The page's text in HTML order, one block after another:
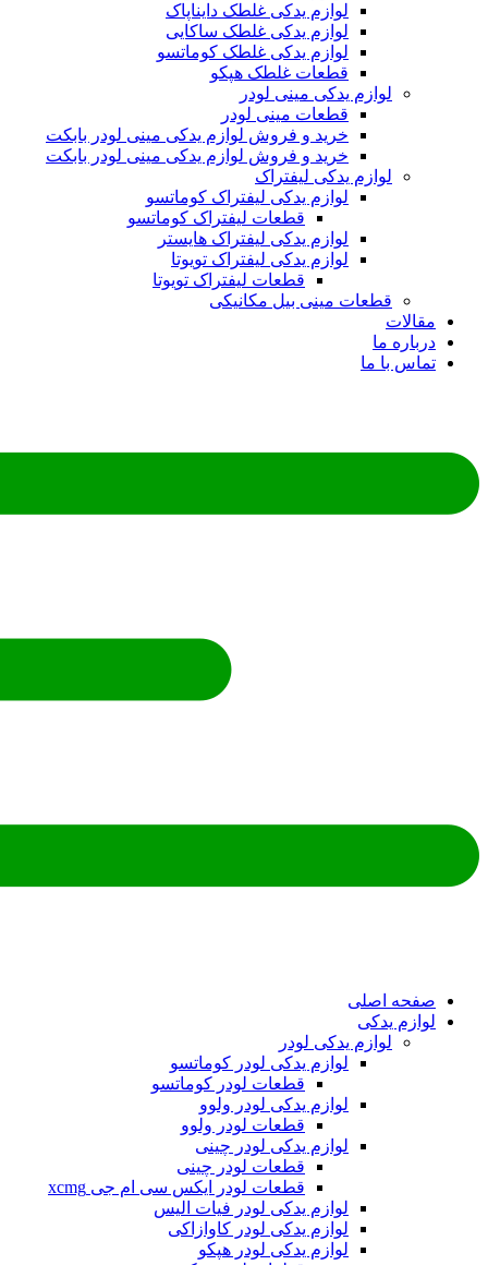
لوازم یدکی غلطک دایناپاک
لوازم یدکی غلطک ساکایی
لوازم یدکی غلطک کوماتسو
قطعات غلطک هپکو
لوازم یدکی مینی لودر
قطعات مینی لودر
خرید و فروش لوازم یدکی مینی لودر بابکت
خرید و فروش لوازم یدکی مینی لودر بابکت
لوازم یدکی لیفتراک
لوازم یدکی لیفتراک کوماتسو
قطعات لیفتراک کوماتسو
لوازم یدکی لیفتراک هایستر
لوازم یدکی لیفتراک تویوتا
قطعات لیفتراک تویوتا
قطعات مینی بیل مکانیکی
ما
با ما
اصلی
یدکی
لوازم یدکی لودر
لوازم یدکی لودر کوماتسو
قطعات لودر کوماتسو
لوازم یدکی لودر ولوو
قطعات لودر ولوو
لوازم یدکی لودر چینی
قطعات لودر چینی
قطعات لودر ایکس سی ام جی xcmg
لوازم یدکی لودر فیات الیس
لوازم یدکی لودر کاوازاکی
لوازم یدکی لودر هپکو